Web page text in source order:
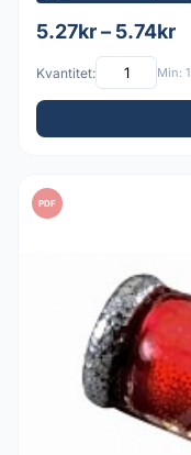
5.27kr – 5.74kr
Kvantitet: Min: 1
PDF